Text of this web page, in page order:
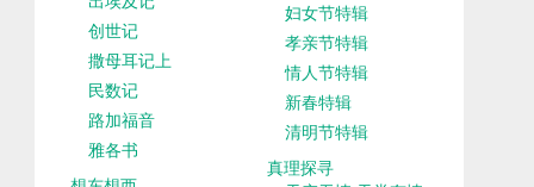
创世记
撒母耳记上
民数记
路加福音
雅各书
妇女节特辑
孝亲节特辑
情人节特辑
新春特辑
清明节特辑
真理探寻